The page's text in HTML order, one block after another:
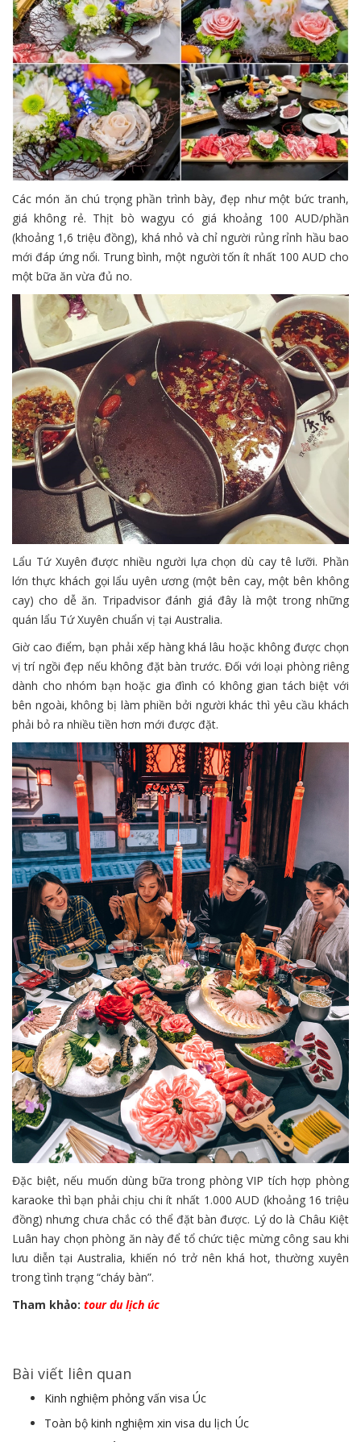
Các món ăn chú trọng phần trình bày, đẹp như một bức tranh,
giá không rẻ. Thịt bò wagyu có giá khoảng 100 AUD/phần
(khoảng 1,6 triệu đồng), khá nhỏ và chỉ người rủng rỉnh hầu bao
mới đáp ứng nổi. Trung bình, một người tốn ít nhất 100 AUD cho
một bữa ăn vừa đủ no.
Lẩu Tứ Xuyên được nhiều người lựa chọn dù cay tê lưỡi. Phần
lớn thực khách gọi lẩu uyên ương (một bên cay, một bên không
cay) cho dễ ăn. Tripadvisor đánh giá đây là một trong những
quán lẩu Tứ Xuyên chuẩn vị tại Australia.
Giờ cao điểm, bạn phải xếp hàng khá lâu hoặc không được chọn
vị trí ngồi đẹp nếu không đặt bàn trước. Đối với loại phòng riêng
dành cho nhóm bạn hoặc gia đình có không gian tách biệt với
bên ngoài, không bị làm phiền bởi người khác thì yêu cầu khách
phải bỏ ra nhiều tiền hơn mới được đặt.
Đặc biệt, nếu muốn dùng bữa trong phòng VIP tích hợp phòng
karaoke thì bạn phải chịu chi ít nhất 1.000 AUD (khoảng 16 triệu
đồng) nhưng chưa chắc có thể đặt bàn được. Lý do là Châu Kiệt
Luân hay chọn phòng ăn này để tổ chức tiệc mừng công sau khi
lưu diễn tại Australia, khiến nó trở nên khá hot, thường xuyên
trong tình trạng “cháy bàn”.
Tham khảo: tour du lịch úc
Bài viết liên quan
Kinh nghiệm phỏng vấn visa Úc
Toàn bộ kinh nghiệm xin visa du lịch Úc